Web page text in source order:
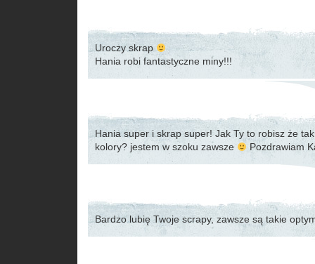
Uroczy skrap
Hania robi fantastyczne miny!!!
Hania super i skrap super! Jak Ty to robisz że
kolory? jestem w szoku zawsze
Pozdrawiam
Bardzo lubię Twoje scrapy, zawsze są takie